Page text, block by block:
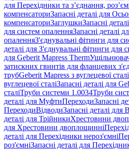
для Перехідники та з’єднання,
компенсаториЗапасні деталі для
компенсаториЗаглушкиЗапасні
для систем опаленняЗапасні деталі
опаленняЗ'єднувальні фітинги для
деталі для З'єднувальні фітинги для
для Geberit Mapress Therm
затискних гвинтів для фланцевих
трубGeberit Mapress з вуглецевої сталі
вуглецевої сталіЗапасні деталі для
сталіТруби системи 1.0034Труби
деталі для МуфтиПереходиЗапасні
ПереходиВідводиЗапасні деталі для
деталі для ТрійникиХрестовини
для Хрестовини двоплощинні
деталі для Перехідники нероз'ємні
роз'ємніЗапасні деталі для